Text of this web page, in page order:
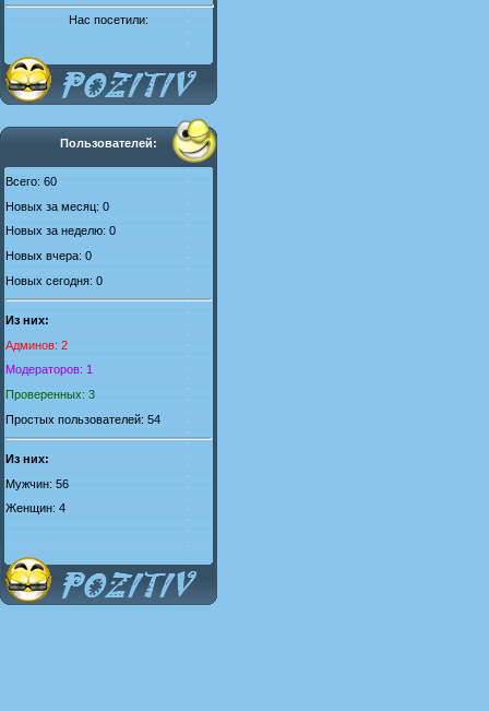
Нас посетили:
Пользователей:
Всего: 60
Новых за месяц: 0
Новых за неделю: 0
Новых вчера: 0
Новых сегодня: 0
Из них:
Админов: 2
Модераторов: 1
Проверенных: 3
Простых пользователей: 54
Из них:
Мужчин: 56
Женщин: 4